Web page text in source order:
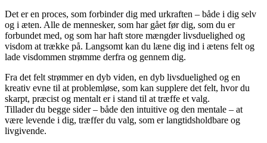
Det er en proces, som forbinder dig med urkraften – både i dig selv
og i æten. Alle de mennesker, som har gået før dig, som du er
forbundet med, og som har haft store mængder livsduelighed og
visdom at trække på. Langsomt kan du læne dig ind i ætens felt og
lade visdommen strømme derfra og gennem dig.
Fra det felt strømmer en dyb viden, en dyb livsduelighed og en
kreativ evne til at problemløse, som kan supplere det felt, hvor du
skarpt, præcist og mentalt er i stand til at træffe et valg.
Tillader du begge sider – både den intuitive og den mentale – at
være levende i dig, træffer du valg, som er langtidsholdbare og
livgivende.